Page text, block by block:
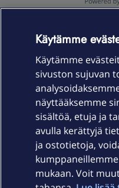
Laitteet & liittymät
Palvelut
Käytämme
Käytämme
sivuston sujuvan
näyttääksemme
sisältöä, etuja ja
avulla kerättyjä
ja ostotietoja,
mukaan. Voit